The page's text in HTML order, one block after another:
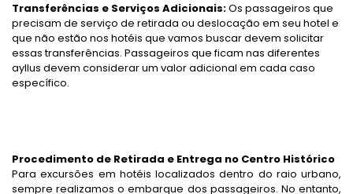
Transferências e Serviços Adicionais:Os passageiros que
precisam de serviço de retirada ou deslocação em seu hotel e
que não estão nos hotéis que vamos buscar devem solicitar
essas transferências. Passageiros que ficam nas diferentes
ayllus devem considerar um valor adicional em cada caso
específico.
Procedimento de Retirada e Entrega no Centro Histórico
Para excursões em hotéis localizados dentro do raio urbano,
sempre realizamos o embarque dos passageiros. No entanto,